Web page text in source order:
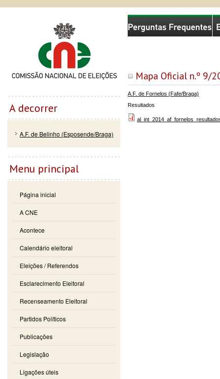
Mapa Oficial n.º 9/
A.F. de Fornelos (Fafe/Braga)
Resultados
Comissão Nacional de Eleições
A decorrer
A.F. de Belinho (Esposende/Braga)
Menu principal
Página inicial
A CNE
Acontece
Calendário eleitoral
Eleições / Referendos
Esclarecimento Eleitoral
Recenseamento Eleitoral
Partidos Políticos
Publicações
Legislação
Ligações úteis